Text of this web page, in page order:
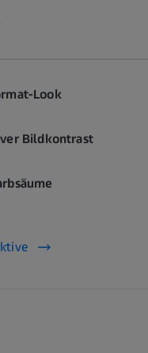
Look
Bildkontrast